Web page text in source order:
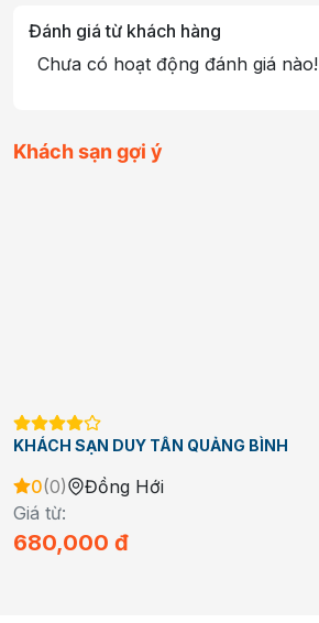
Đánh giá từ khách hàng
Chưa có hoạt động đánh giá nào!
Khách sạn gợi ý
KHÁCH SẠN DUY TÂN QUẢNG BÌNH
0(0)
Đồng Hới
Giá từ:
680,000 đ